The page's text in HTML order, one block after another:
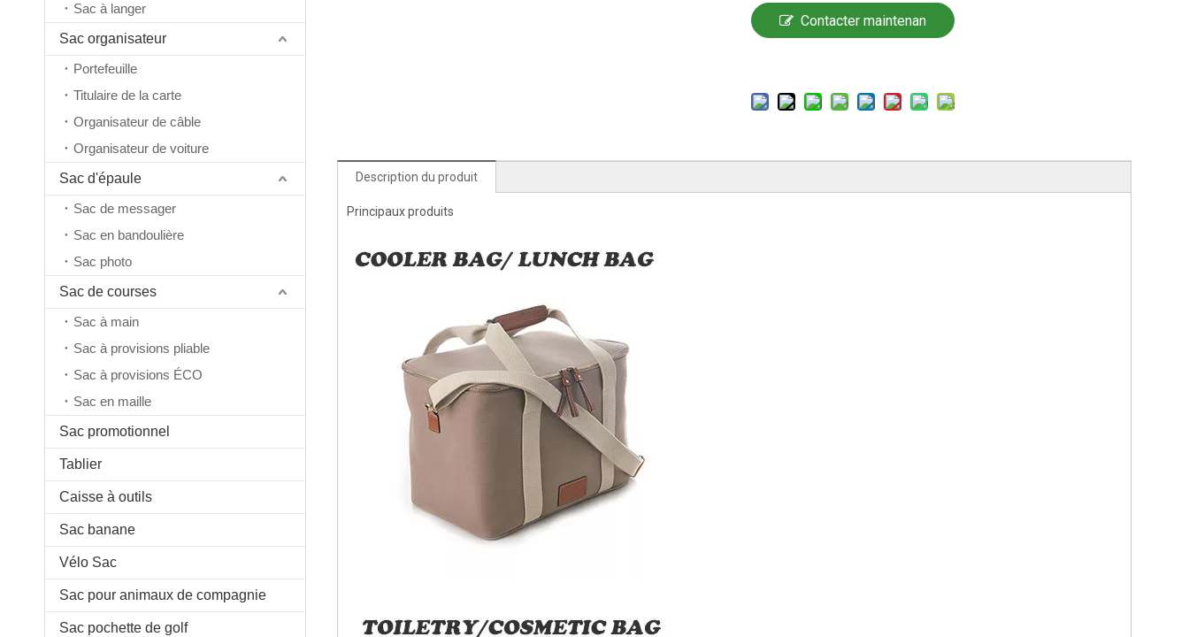
Sac à langer
Sac organisateur
Portefeuille
Titulaire de la carte
Organisateur de câble
Organisateur de voiture
Sac d'épaule
Sac de messager
Sac en bandoulière
Sac photo
Sac de courses
Sac à main
Sac à provisions pliable
Sac à provisions ÉCO
Sac en maille
Sac promotionnel
Tablier
Caisse à outils
Sac banane
Vélo Sac
Sac pour animaux de compagnie
Sac pochette de golf
Contacter maintenan
Description du produit
Principaux produits